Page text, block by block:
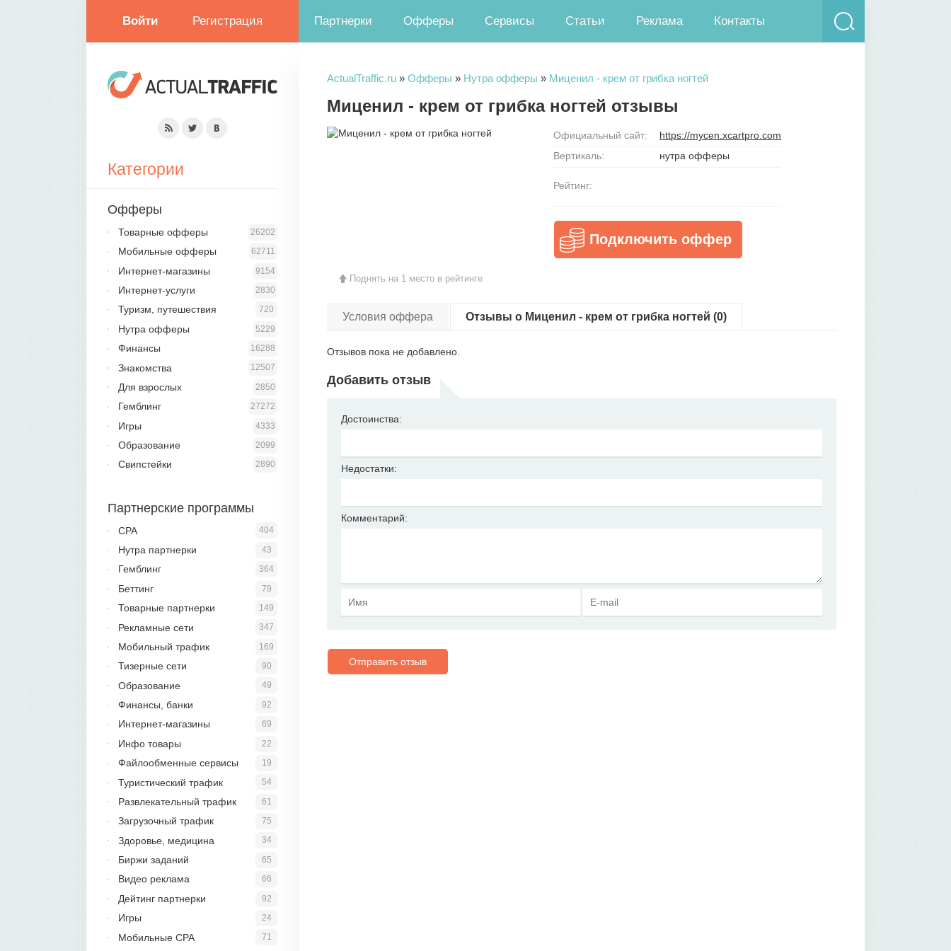
Войти Регистрация Партнерки Офферы Сервисы Статьи Реклама Контакты
ActualTraffic.ru » Офферы » Нутра офферы » Миценил - крем от грибка ногтей
Миценил - крем от грибка ногтей отзывы
Поднять на 1 место в рейтинге
Официальный сайт:
https://mycen.xcartpro.com
Вертикаль:
нутра офферы
Рейтинг:
Подключить оффер
Условия оффера Отзывы о Миценил - крем от грибка ногтей (0)
Отзывов пока не добавлено.
Добавить отзыв
Достоинства:
Недостатки:
Комментарий:
Отправить отзыв
Категории
Офферы
26202
Товарные офферы
62711
Мобильные офферы
9154
Интернет-магазины
2830
Интернет-услуги
720
Туризм, путешествия
5229
Нутра офферы
16288
Финансы
12507
Знакомства
2850
Для взрослых
27272
Гемблинг
4333
Игры
2099
Образование
2890
Свипстейки
Партнерские программы
404
CPA
43
Нутра партнерки
364
Гемблинг
79
Беттинг
149
Товарные партнерки
347
Рекламные сети
169
Мобильный трафик
90
Тизерные сети
49
Образование
92
Финансы, банки
69
Интернет-магазины
22
Инфо товары
19
Файлообменные сервисы
54
Туристический трафик
61
Развлекательный трафик
75
Загрузочный трафик
34
Здоровье, медицина
65
Биржи заданий
66
Видео реклама
92
Дейтинг партнерки
24
Игры
71
Мобильные CPA